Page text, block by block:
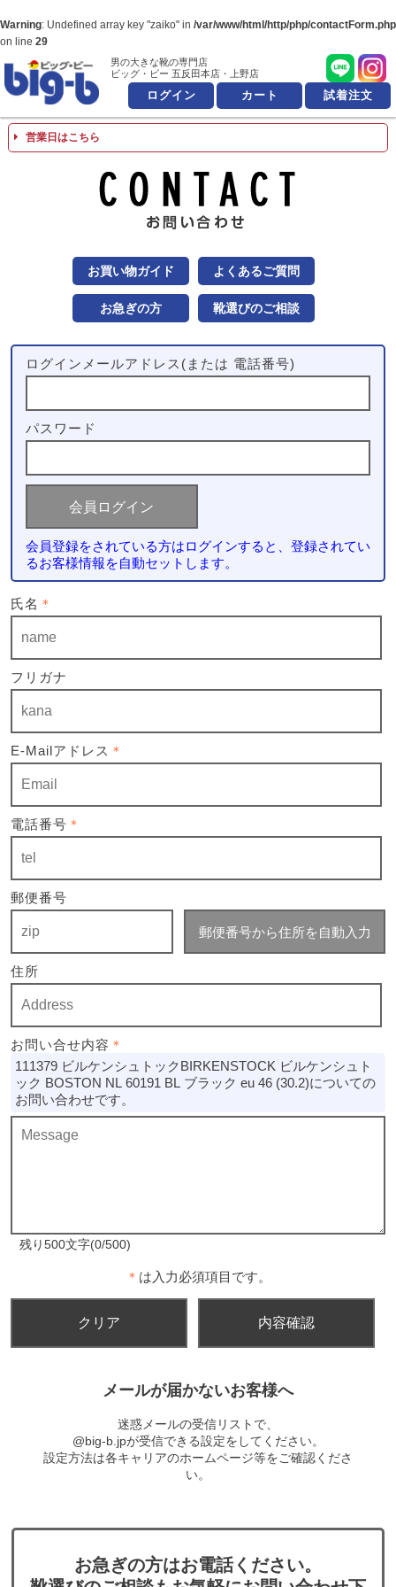
Warning: Undefined array key "zaiko" in /var/www/html/http/php/contactForm.php
on line 29
男の大きな靴の
男の大きな靴の専門店
ビッグ・ビー 五反田本店・上野店
ログイン カート 試着注文
営業日はこちら
お買い物ガイド よくあるご質問
お急ぎの方 靴選びのご相談
ログインメールアドレス(または 電話番号)
パスワード
会員登録をされている方はログインすると、登録されてい
るお客様情報を自動セットします。
氏名 ＊
フリガナ
E-Mailアドレス ＊
電話番号 ＊
郵便番号
郵便番号から住所を自動入力
住所
お問い合せ内容 ＊
111379 ビルケンシュトックBIRKENSTOCK ビルケンシュト
ック BOSTON NL 60191 BL ブラック eu 46 (30.2)についての
お問い合わせです。
残り500文字(0/500)
＊ は入力必須項目です。
メールが届かないお客様へ
迷惑メールの受信リストで、
@big-b.jpが受信できる設定をしてください。
設定方法は各キャリアのホームページ等をご確認くださ
い。
お急ぎの方はお電話ください。